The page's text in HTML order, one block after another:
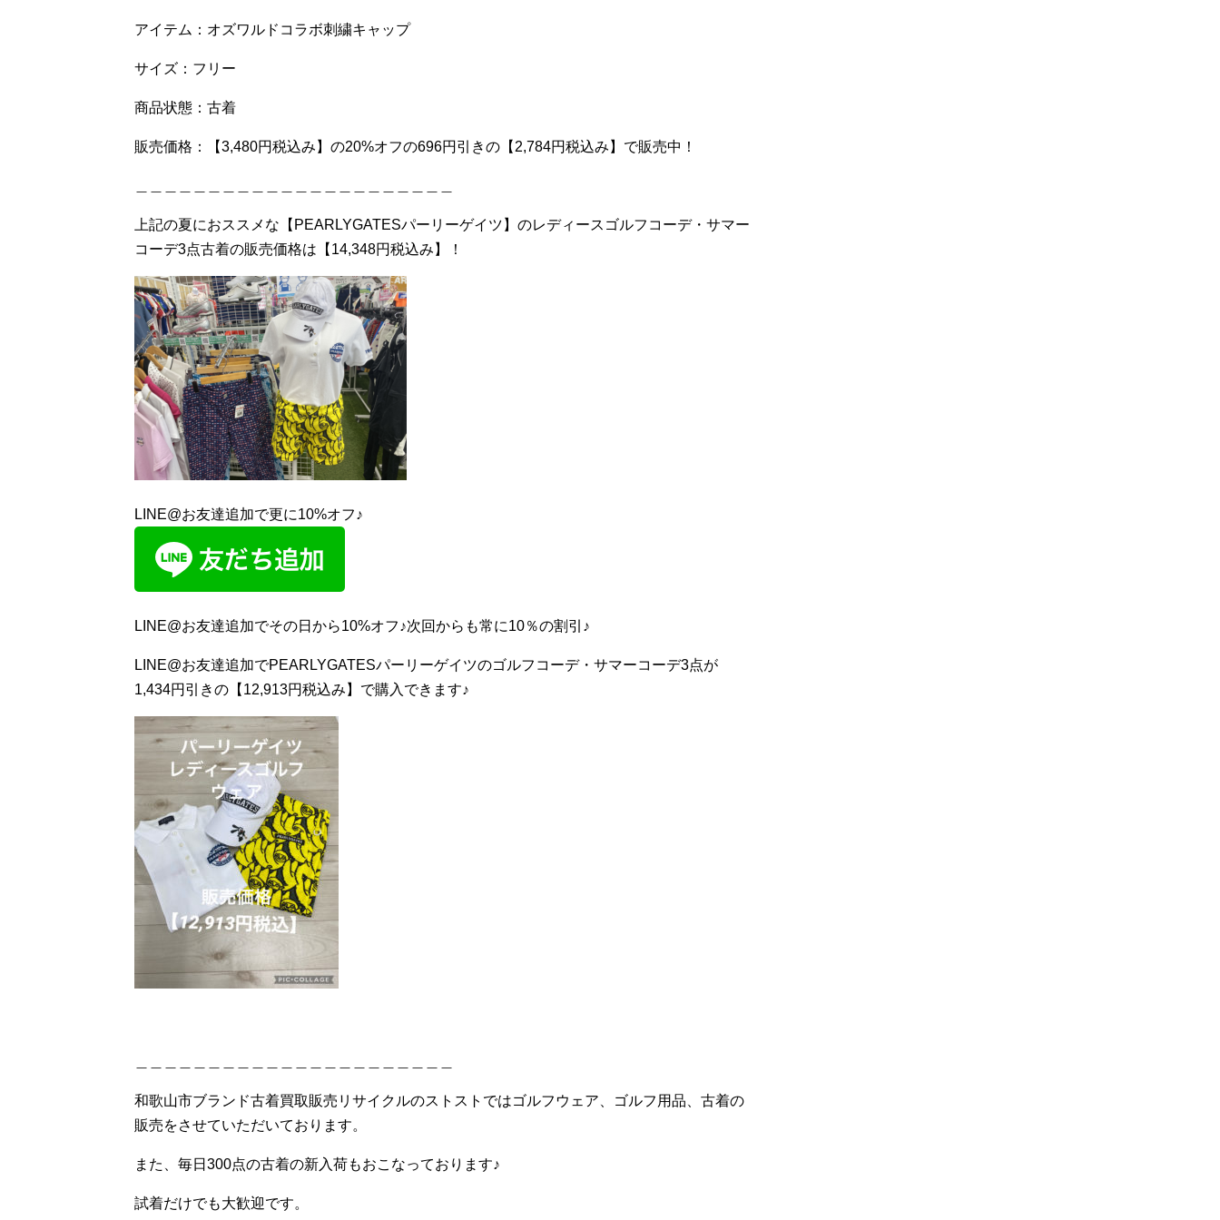
アイテム：オズワルドコラボ刺繍キャップ
サイズ：フリー
商品状態：古着
販売価格：【3,480円税込み】の20%オフの696円引きの【2,784円税込み】で販売中！
上記の夏におススメな【PEARLYGATESパーリーゲイツ】のレディースゴルフコーデ・サマー
コーデ3点古着の販売価格は【14,348円税込み】！
LINE@お友達追加で更に10%オフ♪
LINE@お友達追加でその日から10%オフ♪次回からも常に10％の割引♪
LINE@お友達追加でPEARLYGATESパーリーゲイツのゴルフコーデ・サマーコーデ3点が
1,434円引きの【12,913円税込み】で購入できます♪
和歌山市ブランド古着買取販売リサイクルのストストではゴルフウェア、ゴルフ用品、古着の
販売をさせていただいております。
また、毎日300点の古着の新入荷もおこなっております♪
試着だけでも大歓迎です。